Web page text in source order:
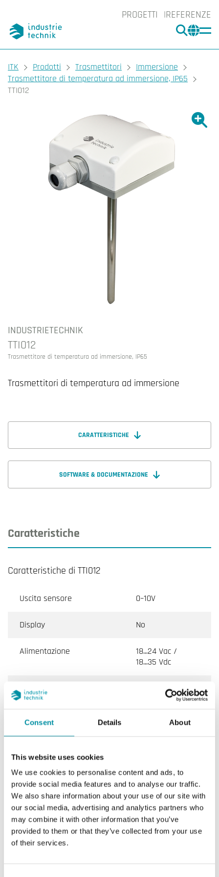
Consent Details About
This website uses cookies
We use cookies to personalise content and ads, to
provide social media features and to analyse our traffic.
We also share information about your use of our site with
our social media, advertising and analytics partners who
may combine it with other information that you’ve
provided to them or that they’ve collected from your use
of their services.
PROGETTI REFERENZE
CERCA
You are here:
ITK Prodotti Trasmettitori
Immersione
Trasmettitore di temperatura ad immersione, IP65
TTI012
INDUSTRIETECHNIK
TTI012
Trasmettitore di temperatura ad immersione, IP65
Trasmettitori di temperatura ad immersione
CARATTERISTICHE
SOFTWARE & DOCUMENTAZIONE
Caratteristiche
Caratteristiche di TTI012
Uscita sensore 0–10V
Display No
Alimentazione
18...24 Vac /
18...35 Vdc
Limiti temperatura del
fluido
-20…100 °C
Lunghezza
Intervallo di misura, temp
Uscita temperatura 0-10 V
Elemento sensore,
temperatura
NTC